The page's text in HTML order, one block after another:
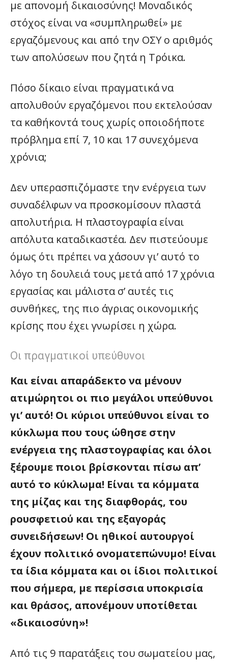
με απονομή δικαιοσύνης! Μοναδικός
στόχος είναι να «συμπληρωθεί» με
εργαζόμενους και από την ΟΣΥ ο αριθμός
των απολύσεων που ζητά η Τρόικα.
Πόσο δίκαιο είναι πραγματικά να
απολυθούν εργαζόμενοι που εκτελούσαν
τα καθήκοντά τους χωρίς οποιοδήποτε
πρόβλημα επί 7, 10 και 17 συνεχόμενα
χρόνια;
Δεν υπερασπιζόμαστε την ενέργεια των
συναδέλφων να προσκομίσουν πλαστά
απολυτήρια. Η πλαστογραφία είναι
απόλυτα καταδικαστέα. Δεν πιστεύουμε
όμως ότι πρέπει να χάσουν γι’ αυτό το
λόγο τη δουλειά τους μετά από 17 χρόνια
εργασίας και μάλιστα σ’ αυτές τις
συνθήκες, της πιο άγριας οικονομικής
κρίσης που έχει γνωρίσει η χώρα.
Oι πραγματικοί υπεύθυνοι
Και είναι απαράδεκτο να μένουν
ατιμώρητοι οι πιο μεγάλοι υπεύθυνοι
γι’ αυτό! Οι κύριοι υπεύθυνοι είναι το
κύκλωμα που τους ώθησε στην
ενέργεια της πλαστογραφίας και όλοι
ξέρουμε ποιοι βρίσκονται πίσω απ’
αυτό το κύκλωμα! Είναι τα κόμματα
της μίζας και της διαφθοράς, του
ρουσφετιού και της εξαγοράς
συνειδήσεων! Οι ηθικοί αυτουργοί
έχουν πολιτικό ονοματεπώνυμο! Είναι
τα ίδια κόμματα και οι ίδιοι πολιτικοί
που σήμερα, με περίσσια υποκρισία
και θράσος, απονέμουν υποτίθεται
«δικαιοσύνη»!
Από τις 9 παρατάξεις του σωματείου μας,